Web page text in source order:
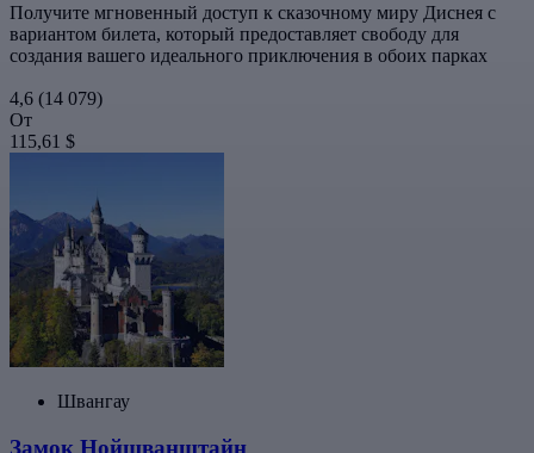
Получите мгновенный доступ к сказочному миру Диснея с
вариантом билета, который предоставляет свободу для
создания вашего идеального приключения в обоих парках
4,6 (14 079)
От
115,61 $
Швангау
Замок Нойшванштайн